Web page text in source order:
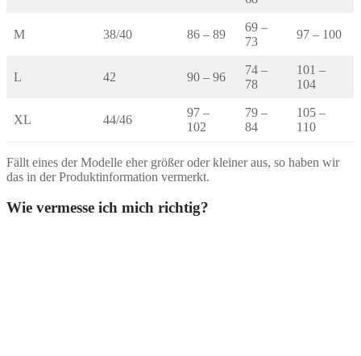
M 38/40 86 – 89
69 –
73
97 – 100
L 42 90 – 96
74 –
78
101 –
104
XL 44/46
97 –
102
79 –
84
105 –
110
Fällt eines der Modelle eher größer oder kleiner aus, so haben wir
das in der Produktinformation vermerkt.
Wie vermesse ich mich richtig?